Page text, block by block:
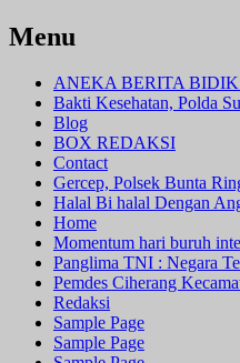
Menu
ANEKA BERITA
Bakti Kesehatan, Polda
Blog
BOX REDAKSI
Contact
Gercep, Polsek Bunta
Halal Bi halal Dengan
Home
Momentum hari buruh
Panglima TNI : Negara
Pemdes Ciherang
Redaksi
Sample Page
Sample Page